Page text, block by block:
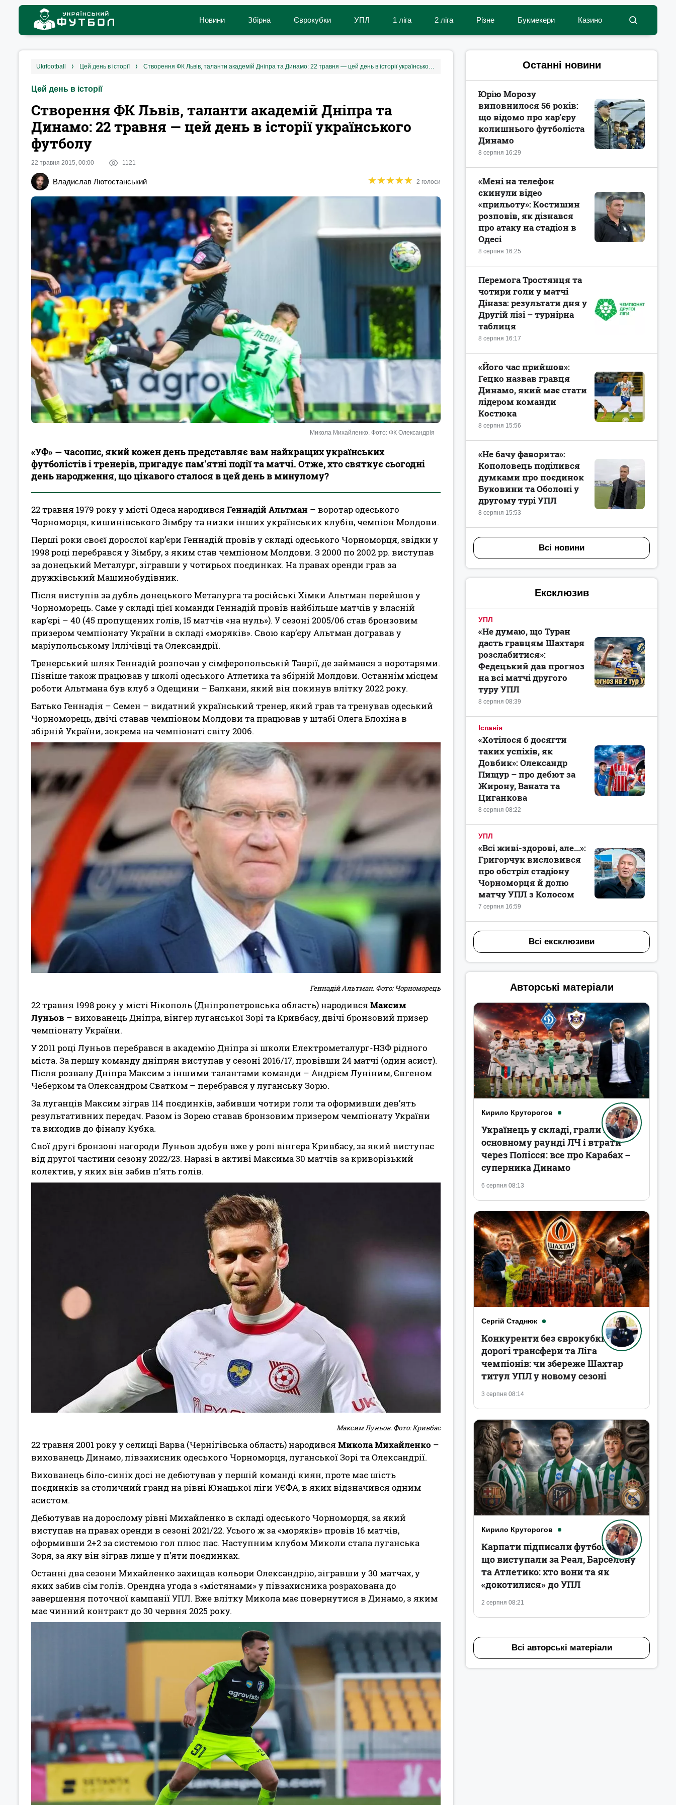
Новини Збірна Єврокубки УПЛ 1 ліга 2 ліга Різне Букмекери Казино
ukrfootball цей день в історії Створення ФК Львів, таланти академій Дніпра та Динамо: 22 травня — цей день в історії українського футболу
Цей день в історії
Створення ФК Львів, таланти академій Дніпра та
Динамо: 22 травня — цей день в історії українського
футболу
22 травня 2015, 00:00 1121
Владислав Лютостанський ★★★★★
★★★★★ 2 голоси
Микола Михайленко. Фото: ФК Олександрія
«УФ» — часопис, який кожен день представляє вам найкращих українських
футболістів і тренерів, пригадує пам'ятні події та матчі. Отже, хто святкує сьогодні
день народження, що цікавого сталося в цей день в минулому?
22 травня 1979 року у місті Одеса народився Геннадій Альтман – воротар одеського
Чорноморця, кишинівського Зімбру та низки інших українських клубів, чемпіон Молдови.
Перші роки своєї дорослої кар’єри Геннадій провів у складі одеського Чорноморця, звідки у
1998 році перебрався у Зімбру, з яким став чемпіоном Молдови. З 2000 по 2002 рр. виступав
за донецький Металург, зігравши у чотирьох поєдинках. На правах оренди грав за
дружківський Машинобудівник.
Після виступів за дубль донецького Металурга та російські Хімки Альтман перейшов у
Чорноморець. Саме у складі цієї команди Геннадій провів найбільше матчів у власній
кар’єрі – 40 (45 пропущених голів, 15 матчів «на нуль»). У сезоні 2005/06 став бронзовим
призером чемпіонату України в складі «моряків». Свою кар’єру Альтман догравав у
маріупольському Іллічівці та Олександрії.
Тренерський шлях Геннадій розпочав у сімферопольській Таврії, де займався з воротарями.
Пізніше також працював у школі одеського Атлетика та збірній Молдови. Останнім місцем
роботи Альтмана був клуб з Одещини – Балкани, який він покинув влітку 2022 року.
Батько Геннадія – Семен – видатний український тренер, який грав та тренував одеський
Чорноморець, двічі ставав чемпіоном Молдови та працював у штабі Олега Блохіна в
збірній України, зокрема на чемпіонаті світу 2006.
Геннадій Альтман. Фото: Чорноморець
22 травня 1998 року у місті Нікополь (Дніпропетровська область) народився Максим
Луньов – вихованець Дніпра, вінгер луганської Зорі та Кривбасу, двічі бронзовий призер
чемпіонату України.
У 2011 році Луньов перебрався в академію Дніпра зі школи Електрометалург-НЗФ рідного
міста. За першу команду дніпрян виступав у сезоні 2016/17, провівши 24 матчі (один асист).
Після розвалу Дніпра Максим з іншими талантами команди – Андрієм Луніним, Євгеном
Чеберком та Олександром Сватком – перебрався у луганську Зорю.
За луганців Максим зіграв 114 поєдинків, забивши чотири голи та оформивши дев’ять
результативних передач. Разом із Зорею ставав бронзовим призером чемпіонату України
та виходив до фіналу Кубка.
Свої другі бронзові нагороди Луньов здобув вже у ролі вінгера Кривбасу, за який виступає
від другої частини сезону 2022/23. Наразі в активі Максима 30 матчів за криворізький
колектив, у яких він забив п’ять голів.
Максим Луньов. Фото: Кривбас
22 травня 2001 року у селищі Варва (Чернігівська область) народився Микола Михайленко –
вихованець Динамо, півзахисник одеського Чорноморця, луганської Зорі та Олександрії.
Вихованець біло-синіх досі не дебютував у першій команді киян, проте має шість
поєдинків за столичний гранд на рівні Юнацької ліги УЄФА, в яких відзначився одним
асистом.
Дебютував на дорослому рівні Михайленко в складі одеського Чорноморця, за який
виступав на правах оренди в сезоні 2021/22. Усього ж за «моряків» провів 16 матчів,
оформивши 2+2 за системою гол плюс пас. Наступним клубом Миколи стала луганська
Зоря, за яку він зіграв лише у п’яти поєдинках.
Останні два сезони Михайленко захищав кольори Олександрію, зігравши у 30 матчах, у
яких забив сім голів. Орендна угода з «містянами» у півзахисника розрахована до
завершення поточної кампанії УПЛ. Вже влітку Микола має повернутися в Динамо, з яким
має чинний контракт до 30 червня 2025 року.
Останні новини
8 серпня 16:29
Юрію Морозу
виповнилося 56 років:
що відомо про кар’єру
колишнього футболіста
Динамо
8 серпня 16:25
«Мені на телефон
скинули відео
«прильоту»: Костишин
розповів, як дізнався
про атаку на стадіон в
Одесі
8 серпня 16:17
Перемога Тростянця та
чотири голи у матчі
Діназа: результати дня у
Другій лізі – турнірна
таблиця
8 серпня 15:56
«Його час прийшов»:
Гецко назвав гравця
Динамо, який має стати
лідером команди
Костюка
8 серпня 15:53
«Не бачу фаворита»:
Кополовець поділився
думками про поєдинок
Буковини та Оболоні у
другому турі УПЛ
Всі новини
Ексклюзив
УПЛ
8 серпня 08:39
«Не думаю, що Туран
дасть гравцям Шахтаря
розслабитися»:
Федецький дав прогноз
на всі матчі другого
туру УПЛ
Іспанія
8 серпня 08:22
«Хотілося б досягти
таких успіхів, як
Довбик»: Олександр
Пищур – про дебют за
Жирону, Ваната та
Циганкова
УПЛ
7 серпня 16:59
«Всі живі-здорові, але...»:
Григорчук висловився
про обстріл стадіону
Чорноморця й долю
матчу УПЛ з Колосом
Всі ексклюзиви
Авторські матеріали
Кирило Круторогов
6 серпня 08:13
Українець у складі, грали в
основному раунді ЛЧ і втрати
через Полісся: все про Карабах –
суперника Динамо
Сергій Стаднюк
3 серпня 08:14
Конкуренти без єврокубків,
дорогі трансфери та Ліга
чемпіонів: чи збереже Шахтар
титул УПЛ у новому сезоні
Кирило Круторогов
2 серпня 08:21
Карпати підписали футболістів,
що виступали за Реал, Барселону
та Атлетико: хто вони та як
«докотилися» до УПЛ
Всі авторські матеріали